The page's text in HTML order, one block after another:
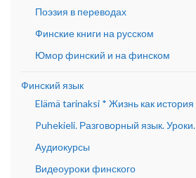
Поэзия в переводах
Финские книги на русском
Юмор финский и на финском
Финский язык
Elämä tarinaksi * Жизнь как история
Puhekieli. Разговорный язык. Уроки.
Аудиокурсы
Видеоуроки финского